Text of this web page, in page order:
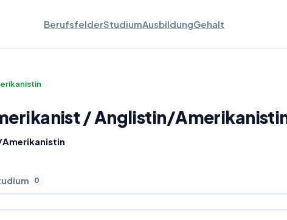
BerufsfelderStudiumAusbildungGehalt
/Anglistin/
0